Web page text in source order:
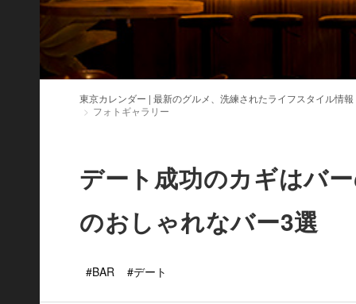
東京カレンダー | 最新のグルメ、洗練されたライフスタイル情報
フォトギャラリー
デート成功のカギはバ
のおしゃれなバー3選
#BAR #デート